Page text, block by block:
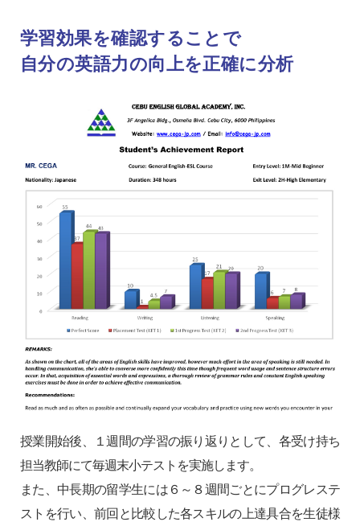
学習効果を確認することで
自分の英語力の向上を正確に分析
授業開始後、１週間の学習の振り返りとして、各受け持ち
担当教師にて毎週末小テストを実施します。
また、中長期の留学生には６～８週間ごとにプログレステ
ストを行い、前回と比較した各スキルの上達具合を生徒様